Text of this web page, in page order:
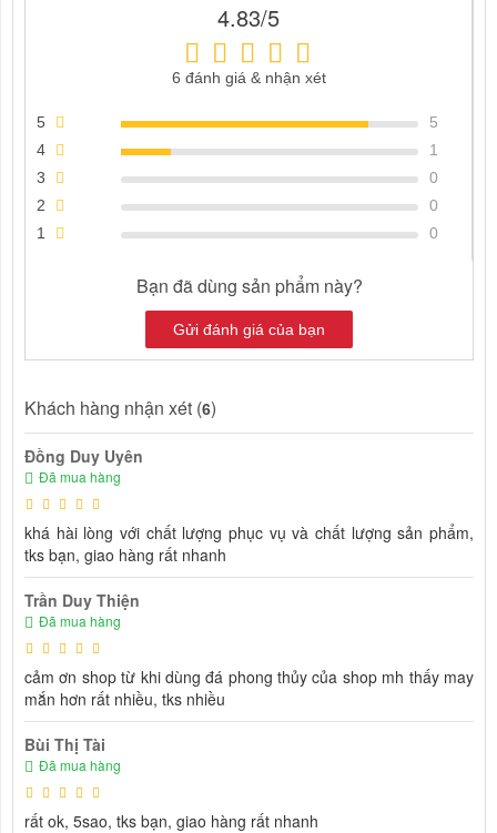
4.83/5
6 đánh giá & nhận xét
5
5
4
1
3
0
2
0
1
0
Bạn đã dùng sản phẩm này?
Gửi đánh giá của bạn
Khách hàng nhận xét (6)
Đồng Duy Uyên
Đã mua hàng
khá hài lòng với chất lượng phục vụ và chất lượng sản phẩm,
tks bạn, giao hàng rất nhanh
Trần Duy Thiện
Đã mua hàng
cảm ơn shop từ khi dùng đá phong thủy của shop mh thấy may
mắn hơn rất nhiều, tks nhiều
Bùi Thị Tài
Đã mua hàng
rất ok, 5sao, tks bạn, giao hàng rất nhanh